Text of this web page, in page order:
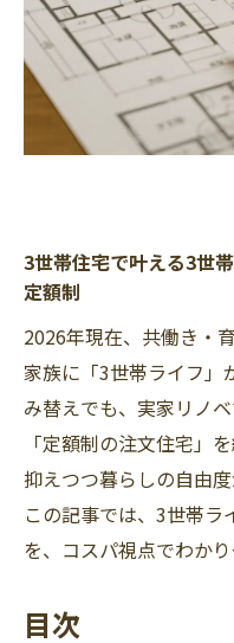
3世帯住宅で叶える3世
定額制
2026年現在、共働き・
家族に「3世帯ライフ」
み替えでも、実家リノ
「定額制の注文住宅」
抑えつつ暮らしの自由
この記事では、3世帯
を、コスパ視点でわか
目次